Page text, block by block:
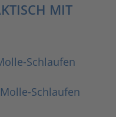
MIT
Schlaufen